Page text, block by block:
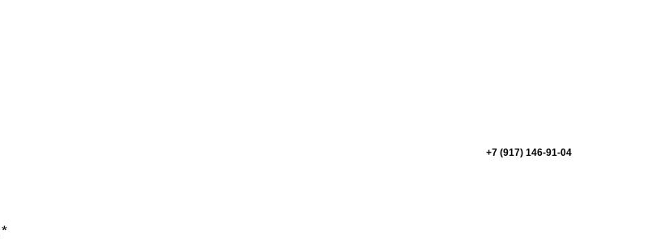
+7 (917) 146-91-04
*